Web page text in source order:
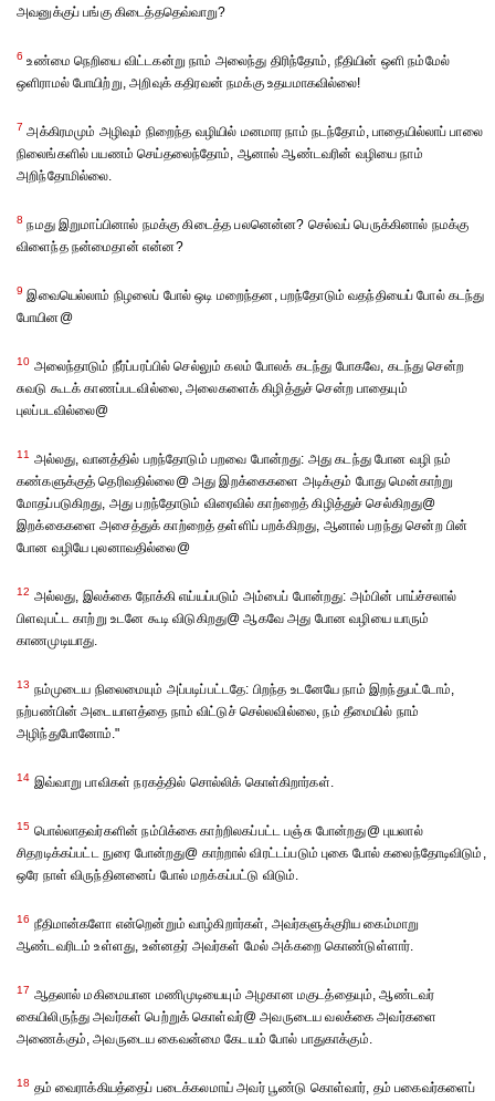
அவனுக்குப் பங்கு கிடைத்ததெவ்வாறு?
6 உண்மை நெறியை விட்டகன்று நாம் அலைந்து திரிந்தோம், நீதியின் ஒளி நம்மேல்
ஒளிராமல் போயிற்று, அறிவுக் கதிரவன் நமக்கு உதயமாகவில்லை!
7 அக்கிரமமும் அழிவும் நிறைந்த வழியில் மனமார நாம் நடந்தோம், பாதையில்லாப் பாலை
நிலைங்களில் பயணம் செய்தலைந்தோம், ஆனால் ஆண்டவரின் வழியை நாம்
அறிந்தோமில்லை.
8 நமது இறுமாப்பினால் நமக்கு கிடைத்த பலனென்ன? செல்வப் பெருக்கினால் நமக்கு
விளைந்த நன்மைதான் என்ன?
9 இவையெல்லாம் நிழலைப் போல் ஒடி மறைந்தன, பறந்தோடும் வதந்தியைப் போல் கடந்து
போயின@
10 அலைந்தாடும் நீர்ப்பரப்பில் செல்லும் கலம் போலக் கடந்து போகவே, கடந்து சென்ற
சுவடு கூடக் காணப்படவில்லை, அலைகளைக் கிழித்துச் சென்ற பாதையும்
புலப்படவில்லை@
11 அல்லது, வானத்தில் பறந்தோடும் பறவை போன்றது: அது கடந்து போன வழி நம்
கண்களுக்குத் தெரிவதில்லை@ அது இறக்கைகளை அடிக்கும் போது மென்காற்று
மோதப்படுகிறது, அது பறந்தோடும் விரைவில் காற்றைத் கிழித்துச் செல்கிறது@
இறக்கைகளை அசைத்துக் காற்றைத் தள்ளிப் பறக்கிறது, ஆனால் பறந்து சென்ற பின்
போன வழியே புலனாவதில்லை@
12 அல்லது, இலக்கை நோக்கி எய்யப்படும் அம்பைப் போன்றது: அம்பின் பாய்ச்சலால்
பிளவுபட்ட காற்று உடனே கூடி விடுகிறது@ ஆகவே அது போன வழியை யாரும்
காணமுடியாது.
13 நம்முடைய நிலைமையும் அப்படிப்பட்டதே: பிறந்த உடனேயே நாம் இறந்துபட்டோம்,
நற்பண்பின் அடையாளத்தை நாம் விட்டுச் செல்லவில்லை, நம் தீமையில் நாம்
அழிந்துபோனோம்."
14 இவ்வாறு பாவிகள் நரகத்தில் சொல்லிக் கொள்கிறார்கள்.
15 பொல்லாதவர்களின் நம்பிக்கை காற்றிலகப்பட்ட பஞ்சு போன்றது@ புயலால்
சிதறடிக்கப்பட்ட நுரை போன்றது@ காற்றால் விரட்டப்படும் புகை போல் கலைந்தோடிவிடும்,
ஒரே நாள் விருந்தினனைப் போல் மறக்கப்பட்டு விடும்.
16 நீதிமான்களோ என்றென்றும் வாழ்கிறார்கள், அவர்களுக்குரிய கைம்மாறு
ஆண்டவரிடம் உள்ளது, உன்னதர் அவர்கள் மேல் அக்கறை கொண்டுள்ளார்.
17 ஆதலால் மகிமையான மணிமுடியையும் அழகான மகுடத்தையும், ஆண்டவர்
கையிலிருந்து அவர்கள் பெற்றுக் கொள்வர்@ அவருடைய வலக்கை அவர்களை
அணைக்கும், அவருடைய கைவன்மை கேடயம் போல் பாதுகாக்கும்.
18 தம் வைராக்கியத்தைப் படைக்கலமாய் அவர் பூண்டு கொள்வார், தம் பகைவர்களைப்